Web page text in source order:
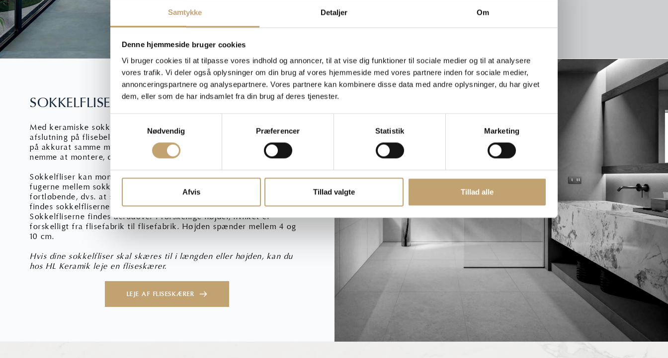
Samtykke Detaljer Om
Denne hjemmeside bruger cookies
Vi bruger cookies til at tilpasse vores indhold og annoncer, til at vise dig funktioner til sociale medier og til at analysere
vores trafik. Vi deler også oplysninger om din brug af vores hjemmeside med vores partnere inden for sociale medier,
annonceringspartnere og analysepartnere. Vores partnere kan kombinere disse data med andre oplysninger, du har givet
dem, eller som de har indsamlet fra din brug af deres tjenester.
t
k
v
a
Nødvendig Præferencer Statistik Marketing
Afvis Tillad valgte Tillad alle
KONTAKT OS
SOKKELFLISER - DEN RIGTIGE LØSNING
Med keramiske sokkelfliser er du sikker på, at du får en smuk
afslutning på flisebelægningen. Monteringen af sokkelfliser fungerer
på akkurat samme måde som med alle andre fliser. Sokkelfliserne er
nemme at montere, da du hele tiden har gulvet at arbejde ned imod.
Sokkelfliser kan monteres, så fugerne i flisegulvet flugter med
fugerne mellem sokkelfliserne. Sokkelfliser kan ligeledes monteres
fortløbende, dvs. at sokkelfliserne ikke skæres til i længden. Typisk
findes sokkelfliserne i målene 30, 40, 60, 80, 100 og 120 cm.
Sokkelfliserne findes derudover i forskellige højder, hvilket er
forskelligt fra flisefabrik til flisefabrik. Højden spænder mellem 4 og
10 cm.
Hvis dine sokkelfliser skal skæres til i længden eller højden, kan du
hos HL Keramik leje en fliseskærer.
LEJE AF FLISESKÆRER